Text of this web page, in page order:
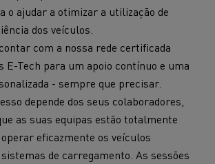
o ajudar a otimizar a utilização de
dos veículos.
com a nossa rede certificada
E-Tech para um apoio contínuo e uma
- sempre que precisar.
depende dos seus colaboradores,
as suas equipas estão totalmente
eficazmente os veículos
de carregamento. As sessões